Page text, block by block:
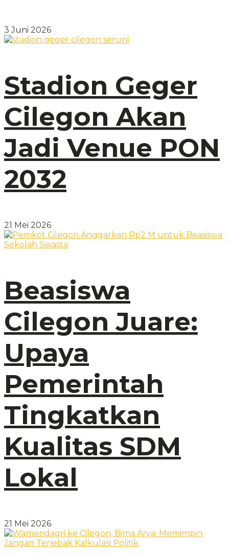
3 Juni 2026
Stadion Geger
Cilegon Akan
Jadi Venue PON
2032
21 Mei 2026
Beasiswa
Cilegon Juare:
Upaya
Pemerintah
Tingkatkan
Kualitas SDM
Lokal
21 Mei 2026